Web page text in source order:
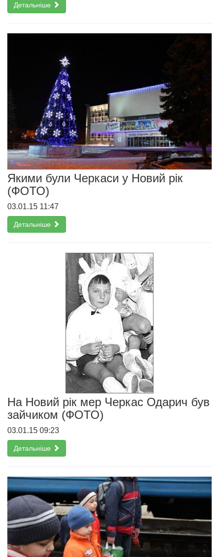
Детальніше
Якими були Черкаси у Новий рік
(ФОТО)
03.01.15 11:47
Детальніше
На Новий рік мер Черкас Одарич був
зайчиком (ФОТО)
03.01.15 09:23
Детальніше